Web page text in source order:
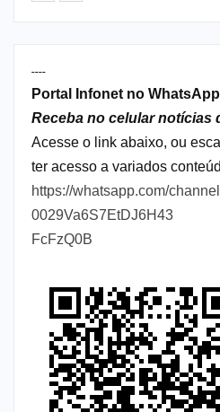
----
Portal Infonet no WhatsApp
Receba no celular notícias
Acesse o link abaixo, ou
ter acesso a variados
https://whatsapp.com/
0029Va6S7EtDJ6H43
FcFzQ0B